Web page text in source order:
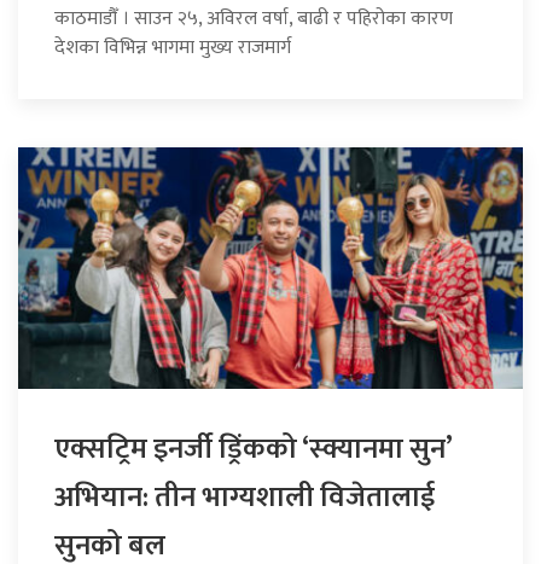
काठमाडौँ । साउन २५, अविरल वर्षा, बाढी र पहिरोका कारण
देशका विभिन्न भागमा मुख्य राजमार्ग
एक्सट्रिम इनर्जी ड्रिंकको ‘स्क्यानमा सुन’
अभियान: तीन भाग्यशाली विजेतालाई
सुनको बल